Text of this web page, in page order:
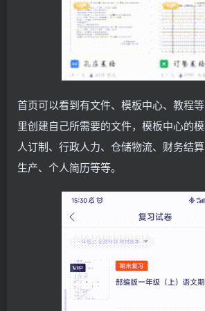
首页可以看到有文件、模板中心、教程
里创建自己所需要的文件，模板中心的
人订制、行政人力、仓储物流、财务结
生产、个人简历等等。